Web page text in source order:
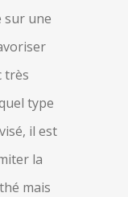
sur une
très
type
il est
la
mais